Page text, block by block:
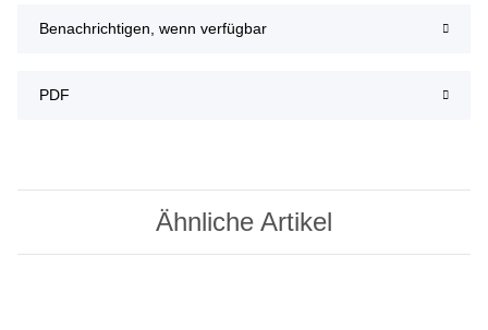
Benachrichtigen, wenn verfügbar
PDF
Ähnliche Artikel